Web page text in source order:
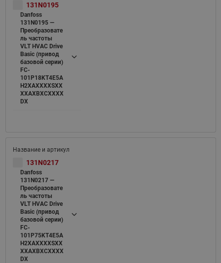
131N0195
Danfoss
131N0195 —
Преобразовате
ль частоты
VLT HVAC Drive
Basic (привод
базовой серии)
FC-
101P18KT4E5A
H2XAXXXXSXX
XXAXBXCXXXX
DX
131N0217
Danfoss
131N0217 —
Преобразовате
ль частоты
VLT HVAC Drive
Basic (привод
базовой серии)
FC-
101P75KT4E5A
H2XAXXXXSXX
XXAXBXCXXXX
DX